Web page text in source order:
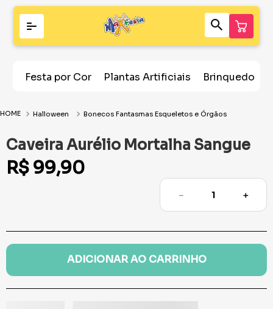
Festa por Cor Plantas Artificiais Brinquedos
Halloween Bonecos Fantasmas Esqueletos e Órgãos
Caveira Aurélio Mortalha Sangue
R$ 99,90
＋
－
ADICIONAR AO CARRINHO